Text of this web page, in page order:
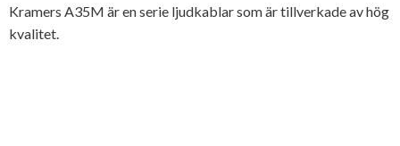
Kramers A35M är en serie ljudkablar som är tillverkade av hög
kvalitet.